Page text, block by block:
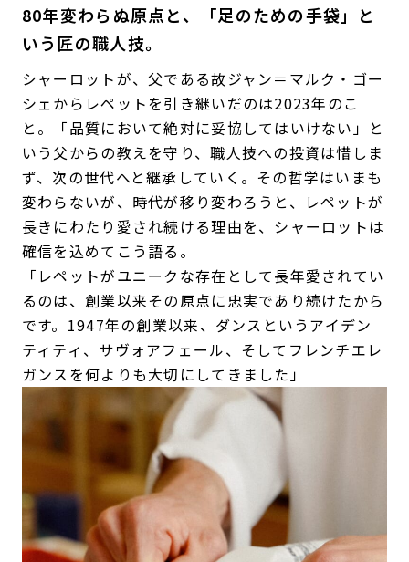
80年変わらぬ原点と、「足のための手袋」と
いう匠の職人技。
シャーロットが、父である故ジャン＝マルク・ゴー
シェからレペットを引き継いだのは2023年のこ
と。「品質において絶対に妥協してはいけない」と
いう父からの教えを守り、職人技への投資は惜しま
ず、次の世代へと継承していく。その哲学はいまも
変わらないが、時代が移り変わろうと、レペットが
長きにわたり愛され続ける理由を、シャーロットは
確信を込めてこう語る。
「レペットがユニークな存在として長年愛されてい
るのは、創業以来その原点に忠実であり続けたから
です。1947年の創業以来、ダンスというアイデン
ティティ、サヴォアフェール、そしてフレンチエレ
ガンスを何よりも大切にしてきました」